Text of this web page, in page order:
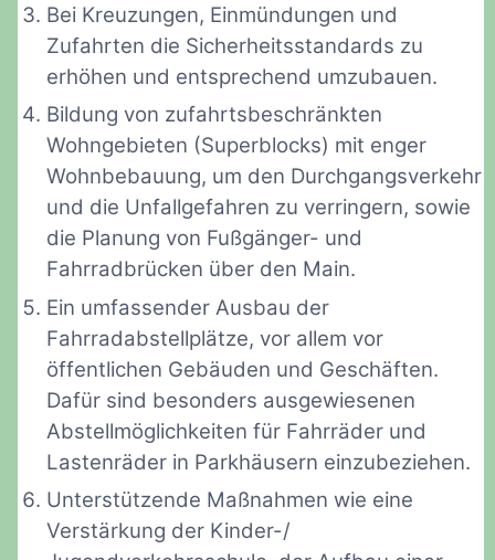
Bei Kreuzungen, Einmündungen und
Zufahrten die Sicherheitsstandards zu
erhöhen und entsprechend umzubauen.
Bildung von zufahrtsbeschränkten
Wohngebieten (Superblocks) mit enger
Wohnbebauung, um den Durchgangsverkehr
und die Unfallgefahren zu verringern, sowie
die Planung von Fußgänger- und
Fahrradbrücken über den Main.
Ein umfassender Ausbau der
Fahrradabstellplätze, vor allem vor
öffentlichen Gebäuden und Geschäften.
Dafür sind besonders ausgewiesenen
Abstellmöglichkeiten für Fahrräder und
Lastenräder in Parkhäusern einzubeziehen.
Unterstützende Maßnahmen wie eine
Verstärkung der Kinder-/